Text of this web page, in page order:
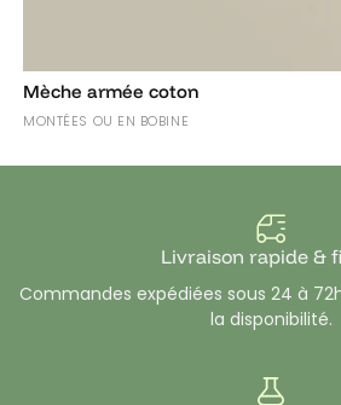
Mèche armée coton
MONTÉES OU EN BOBINE
Livraison rapide &
Commandes expédiées sous 24 à
la disponibilité.